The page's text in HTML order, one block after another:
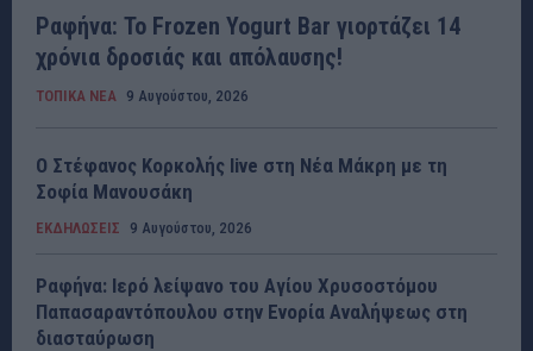
Ραφήνα: Το Frozen Yogurt Bar γιορτάζει 14
χρόνια δροσιάς και απόλαυσης!
ΤΟΠΙΚΑ ΝΕΑ 9 Αυγούστου, 2026
Ο Στέφανος Κορκολής live στη Νέα Μάκρη με τη
Σοφία Μανουσάκη
ΕΚΔΗΛΩΣΕΙΣ 9 Αυγούστου, 2026
Ραφήνα: Ιερό λείψανο του Αγίου Χρυσοστόμου
Παπασαραντόπουλου στην Ενορία Αναλήψεως στη
διασταύρωση